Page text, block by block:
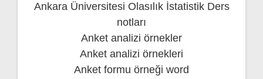
Ankara Üniversitesi Olasılık İstatistik Ders
notları
Anket analizi örnekler
Anket analizi örnekleri
Anket formu örneği word